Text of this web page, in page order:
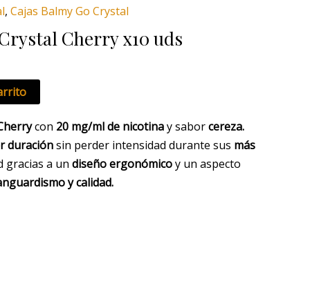
, Cajas Balmy Go Crystal
Cherry x10 uds
€.
con 20 mg/ml de nicotinay saborcereza.
duraciónsin perder intensidad durante sus más
gracias a un diseño ergonómicoy un aspecto
y calidad.